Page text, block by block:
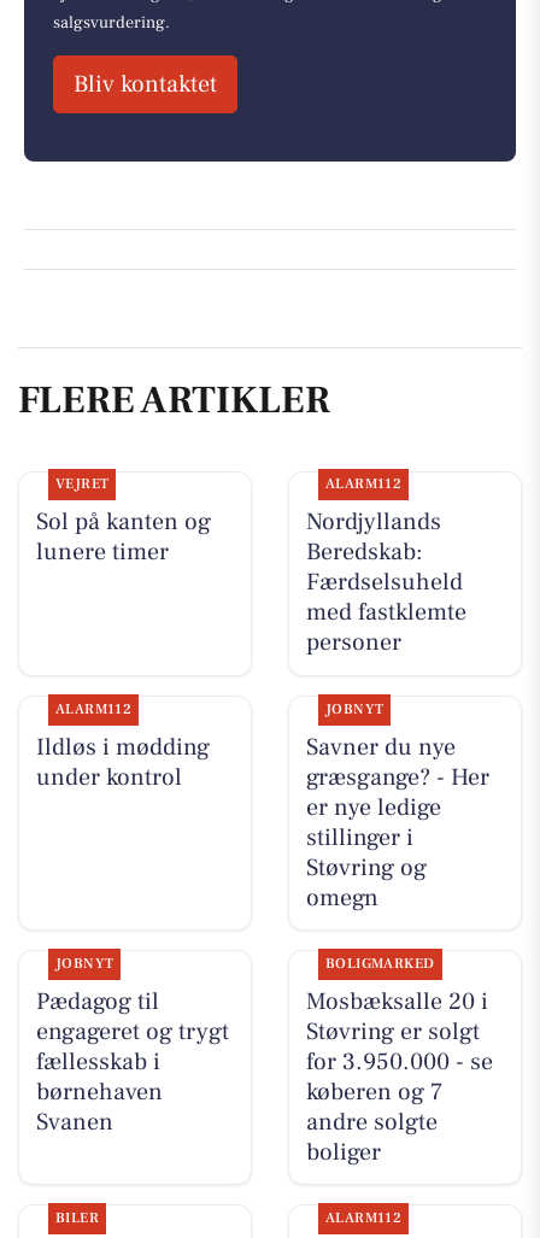
salgsvurdering.
Bliv kontaktet
FLERE ARTIKLER
VEJRET
Sol på kanten og
lunere timer
ALARM112
Nordjyllands
Beredskab:
Færdselsuheld
med fastklemte
personer
ALARM112
Ildløs i mødding
under kontrol
JOBNYT
Savner du nye
græsgange? - Her
er nye ledige
stillinger i
Støvring og
omegn
JOBNYT
Pædagog til
engageret og trygt
fællesskab i
børnehaven
Svanen
BOLIGMARKED
Mosbæksalle 20 i
Støvring er solgt
for 3.950.000 - se
køberen og 7
andre solgte
boliger
BILER ALARM112